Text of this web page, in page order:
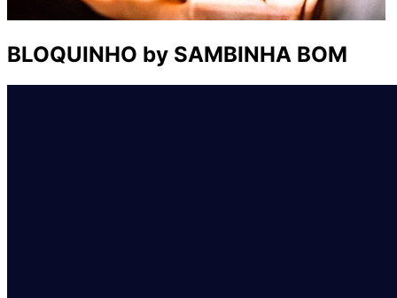
BLOQUINHO by SAMBINHA BOM